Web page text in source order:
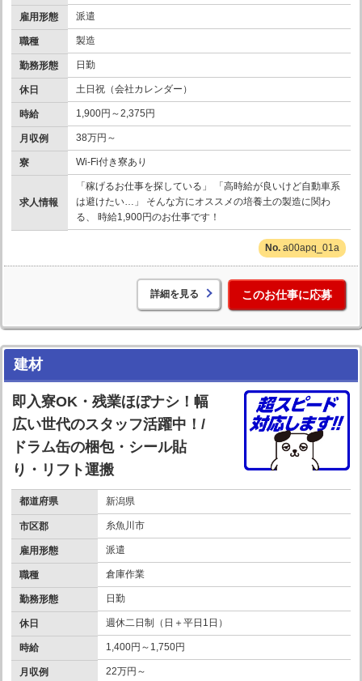
雇用形態 派遣
職種 製造
勤務形態 日勤
休日 土日祝（会社カレンダー）
時給 1,900円～2,375円
月収例 38万円～
寮 Wi-Fi付き寮あり
求人情報
「稼げるお仕事を探している」 「高時給が良いけど自動車系
は避けたい…」 そんな方にオススメの培養土の製造に関わ
る、 時給1,900円のお仕事です！
a00apq_01a
詳細を見る このお仕事に応募
建材
即入寮OK・残業ほぼナシ！幅
広い世代のスタッフ活躍中！/
ドラム缶の梱包・シール貼
り・リフト運搬
都道府県 新潟県
市区郡 糸魚川市
雇用形態 派遣
職種 倉庫作業
勤務形態 日勤
休日 週休二日制（日＋平日1日）
時給 1,400円～1,750円
月収例 22万円～